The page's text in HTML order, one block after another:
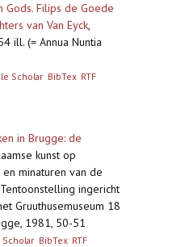
Gods. Filips de Goede
van Van Eyck,
ill. (= Annua Nuntia
Scholar BibTex RTF
in Brugge: de
kunst op
minaturen van de
ingericht
Gruuthusemuseum 18
1981, 50-51
BibTex RTF